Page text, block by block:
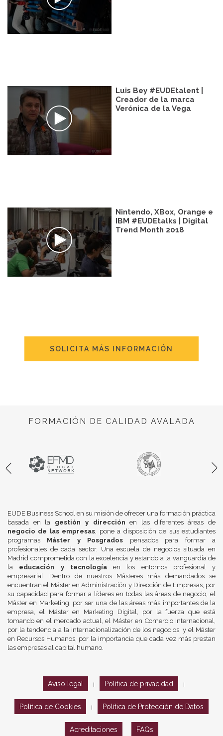
Luis Bey #EUDEtalent |
Creador de la marca
Verónica de la Vega
Nintendo, XBox, Orange e
IBM #EUDEtalks | Digital
Trend Month 2018
SOLICITA MÁS INFORMACIÓN
FORMACIÓN DE CALIDAD AVALADA
EUDE Business School en su misión de ofrecer una formación práctica
basada en la gestión y dirección en las diferentes áreas de
negocio de las empresas, pone a disposición de sus estudiantes
programas Máster y Posgrados pensados para formar a
profesionales de cada sector. Una escuela de negocios situada en
Madrid comprometida con la excelencia y estando a la vanguardia de
la educación y tecnologíaen los entornos profesional y
empresarial. Dentro de nuestros Másteres más demandados se
encuentran el Máster en Administración y Dirección de Empresas, por
su capacidad para formar a líderes en todas las áreas de negocio, el
Máster en Marketing, por ser una de las áreas más importantes de la
empresa, el Máster en Marketing Digital, por la fuerza que está
tomando en el mercado actual, el Máster en Comercio Internacional,
por la tendencia a la internacionalización de los negocios, y el Máster
en Recursos Humanos, por la importancia que cada vez más prestan
las empresas al capital humano.
Aviso legal Política de privacidad
Política de Cookies Política de Protección de Datos
Acreditaciones FAQs